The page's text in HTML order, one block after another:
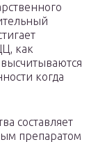
как
когда
составляет
препаратом